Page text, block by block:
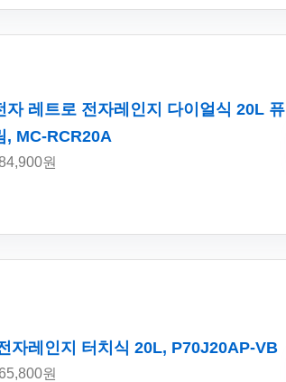
자 레트로 전자레인지 다이얼식 20L 퓨
, MC-RCR20A
원
자레인지 터치식 20L, P70J20AP-VB
원